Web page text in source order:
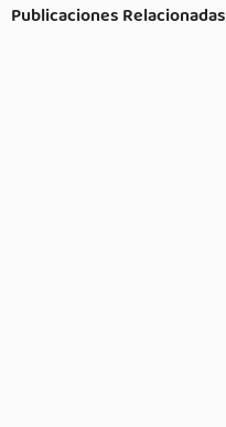
Publicaciones Relacionadas